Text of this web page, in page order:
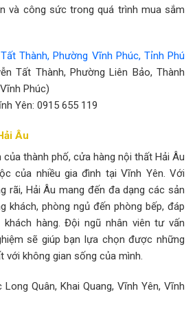
và công sức trong quá trình mua sắm
Thành, Phường Vĩnh Phúc, Tỉnh Phú
Tất Thành, Phường Liên Bảo, Thành
Phúc)
Yên: 0915 655 119
Âu
thành phố, cửa hàng nội thất Hải Âu
của nhiều gia đình tại Vĩnh Yên. Với
rãi, Hải Âu mang đến đa dạng các sản
khách, phòng ngủ đến phòng bếp, đáp
hàng. Đội ngũ nhân viên tư vấn
sẽ giúp bạn lựa chọn được những
với không gian sống của mình.
Quân, Khai Quang, Vĩnh Yên, Vĩnh